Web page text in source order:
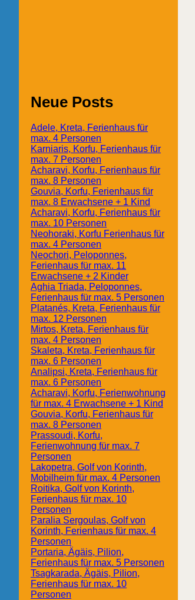
Neue Posts
Adele, Kreta, Ferienhaus für
max. 4 Personen
Karniaris, Korfu, Ferienhaus für
max. 7 Personen
Acharavi, Korfu, Ferienhaus für
max. 8 Personen
Gouvia, Korfu, Ferienhaus für
max. 8 Erwachsene + 1 Kind
Acharavi, Korfu, Ferienhaus für
max. 10 Personen
Neohoraki, Korfu Ferienhaus für
max. 4 Personen
Neochori, Peloponnes,
Ferienhaus für max. 11
Erwachsene + 2 Kinder
Aghia Triada, Peloponnes,
Ferienhaus für max. 5 Personen
Platanés, Kreta, Ferienhaus für
max. 12 Personen
Mirtos, Kreta, Ferienhaus für
max. 4 Personen
Skaleta, Kreta, Ferienhaus für
max. 6 Personen
Analipsi, Kreta, Ferienhaus für
max. 6 Personen
Acharavi, Korfu, Ferienwohnung
für max. 4 Erwachsene + 1 Kind
Gouvia, Korfu, Ferienhaus für
max. 8 Personen
Prassoudi, Korfu,
Ferienwohnung für max. 7
Personen
Lakopetra, Golf von Korinth,
Mobilheim für max. 4 Personen
Roitika, Golf von Korinth,
Ferienhaus für max. 10
Personen
Paralia Sergoulas, Golf von
Korinth, Ferienhaus für max. 4
Personen
Portaria, Ägäis, Pilion,
Ferienhaus für max. 5 Personen
Tsagkarada, Ägäis, Pilion,
Ferienhaus für max. 10
Personen